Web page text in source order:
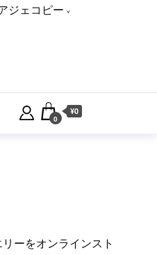
ジェコピー
0
¥0
ーをオンラインスト